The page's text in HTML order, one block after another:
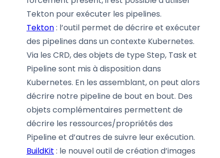
Tekton pour exécuter les pipelines.
Tekton: l’outil permet de décrire et exécuter
des pipelines dans un contexte Kubernetes.
Via les CRD, des objets de type Step, Task et
Pipeline sont mis à disposition dans
Kubernetes. En les assemblant, on peut alors
décrire notre pipeline de bout en bout. Des
objets complémentaires permettent de
décrire les ressources/propriétés des
Pipeline et d’autres de suivre leur exécution.
BuildKit : le nouvel outil de création d’images